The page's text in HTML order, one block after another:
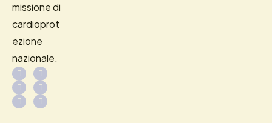
missione di
cardioprot
ezione
nazionale.